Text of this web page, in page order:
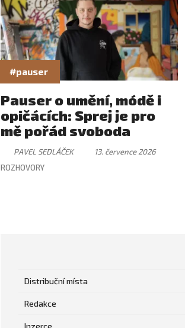
#pauser
Pauser o umění, módě i
opičácích: Sprej je pro
mě pořád svoboda
PAVEL SEDLÁČEK
13. července 2026
ROZHOVORY
Distribuční místa
Redakce
Inzerce